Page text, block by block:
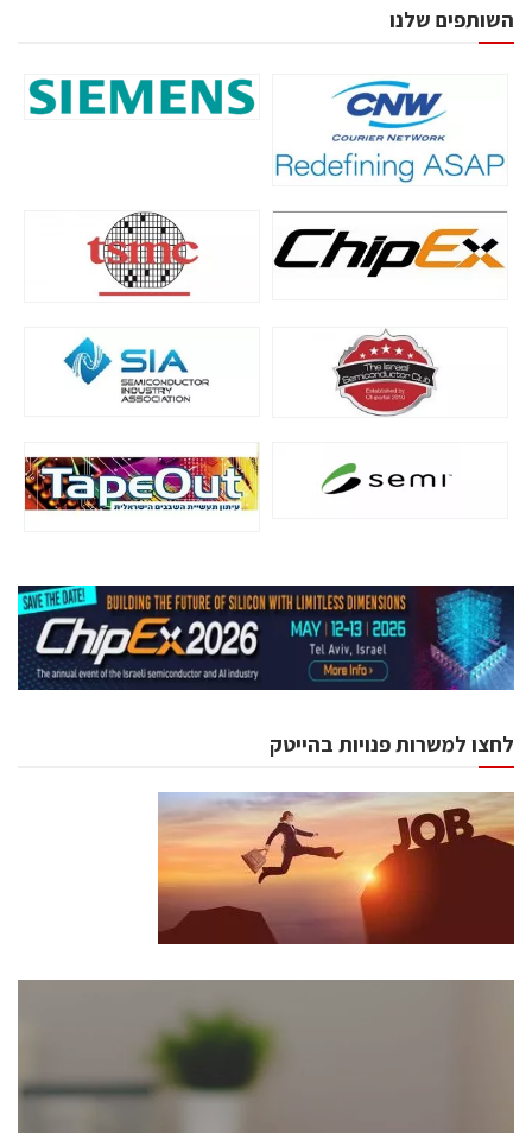
השותפים שלנו
לחצו למשרות פנויות בהייטק
כנסים ואירועים